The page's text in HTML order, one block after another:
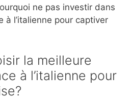
ne pas investir dans
à l’italienne pour captiver
la meilleure
à l’italienne pour